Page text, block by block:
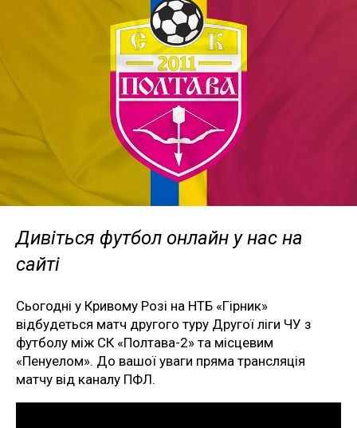
Дивіться футбол онлайн у нас на
сайті
Сьогодні у Кривому Розі на НТБ «Гірник»
відбудеться матч другого туру Другої ліги ЧУ з
футболу між СК «Полтава-2» та місцевим
«Пенуелом». До вашої уваги пряма трансляція
матчу від каналу ПФЛ.